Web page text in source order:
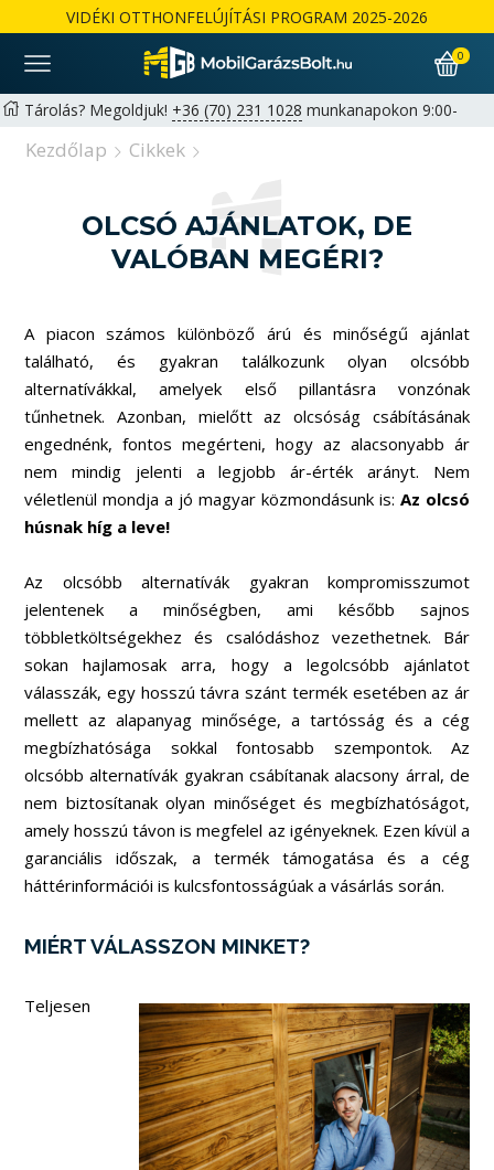
VIDÉKI OTTHONFELÚJÍTÁSI PROGRAM 2025-2026
0
Tárolás? Megoldjuk! +36 (70) 231 1028 munkanapokon 9:00-
17:00 |hello@mobilgarazsbolt.hu
Garancia: 2+1 év lehetőség magánszemélyeknek | 1+1 év
Részletek
Kezdőlap Cikkek
OLCSÓ AJÁNLATOK, DE
VALÓBAN MEGÉRI?
A piacon számos különböző árú és minőségű ajánlat
található, és gyakran találkozunk olyan olcsóbb
alternatívákkal, amelyek első pillantásra vonzónak
tűnhetnek. Azonban, mielőtt az olcsóság csábításának
engednénk, fontos megérteni, hogy az alacsonyabb ár
nem mindig jelenti a legjobb ár-érték arányt. Nem
véletlenül mondja a jó magyar közmondásunk is: Az olcsó
húsnak híg a leve!
Az olcsóbb alternatívák gyakran kompromisszumot
jelentenek a minőségben, ami később sajnos
többletköltségekhez és csalódáshoz vezethetnek. Bár
sokan hajlamosak arra, hogy a legolcsóbb ajánlatot
válasszák, egy hosszú távra szánt termék esetében az ár
mellett az alapanyag minősége, a tartósság és a cég
megbízhatósága sokkal fontosabb szempontok. Az
olcsóbb alternatívák gyakran csábítanak alacsony árral, de
nem biztosítanak olyan minőséget és megbízhatóságot,
amely hosszú távon is megfelel az igényeknek. Ezen kívül a
garanciális időszak, a termék támogatása és a cég
háttérinformációi is kulcsfontosságúak a vásárlás során.
MIÉRT VÁLASSZON MINKET?
Teljesen